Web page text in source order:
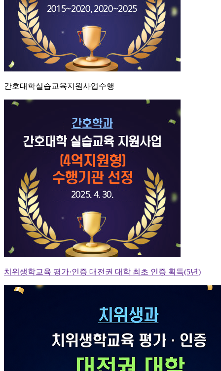
간호대학실습교육지원사업수행
치위생학교육 평가·인증 대전권 대학 최초 인증 획득(5년)